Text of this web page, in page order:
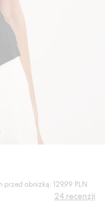
obniżką: 129,99 PLN
24 recenzji